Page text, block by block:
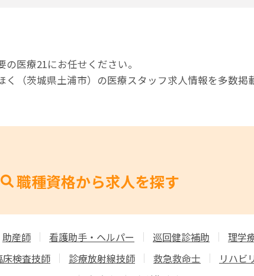
医療21にお任せください。
（茨城県土浦市）の医療スタッフ求人情報を多数掲
職種資格から求人を探す
助産師 看護助手・ヘルパー 巡回健診補助 理学
床検査技師 診療放射線技師 救急救命士 リハビ